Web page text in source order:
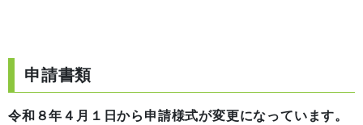
申請書類
令和８年４月１日から申請様式が変更になっています。